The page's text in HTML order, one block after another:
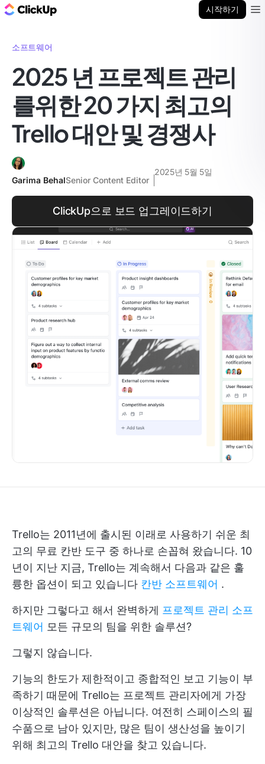
시작하기
소프트웨어
2025 년 프로젝트 관리
를위한 20 가지 최고의
Trello 대안 및 경쟁사
Garima BehalSenior Content Editor
2025년 5월 5일
ClickUp으로 보드 업그레이드하기
Trello는 2011년에 출시된 이래로 사용하기 쉬운 최
고의 무료 칸반 도구 중 하나로 손꼽혀 왔습니다. 10
년이 지난 지금, Trello는 계속해서 다음과 같은 훌
륭한 옵션이 되고 있습니다 칸반 소프트웨어 .
하지만 그렇다고 해서 완벽하게 프로젝트 관리 소프
트웨어 모든 규모의 팀을 위한 솔루션?
그렇지 않습니다.
기능의 한도가 제한적이고 종합적인 보고 기능이 부
족하기 때문에 Trello는 프로젝트 관리자에게 가장
이상적인 솔루션은 아닙니다. 여전히 스페이스의 필
수품으로 남아 있지만, 많은 팀이 생산성을 높이기
위해 최고의 Trello 대안을 찾고 있습니다.